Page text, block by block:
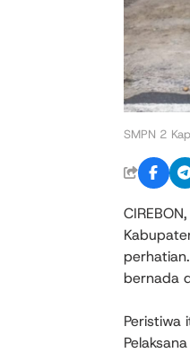
SMPN 2
bernada
Peristiwa